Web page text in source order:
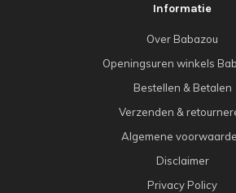
Informatie
Over Babazou
Openingsuren winkels
Bestellen & Betalen
Verzenden &
Algemene
Disclaimer
Privacy Policy